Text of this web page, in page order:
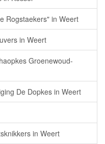
Rogstaekers" in Weert
in Weert
Groenewoud-
De Dopkes in Weert
in Weert